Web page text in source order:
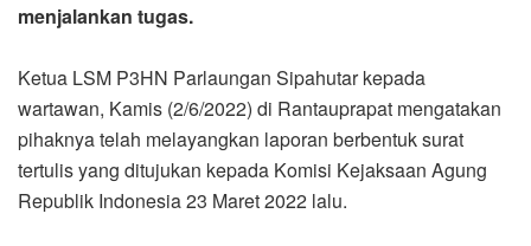
menjalankan tugas.
Ketua LSM P3HN Parlaungan Sipahutar kepada
wartawan, Kamis (2/6/2022) di Rantauprapat mengatakan
pihaknya telah melayangkan laporan berbentuk surat
tertulis yang ditujukan kepada Komisi Kejaksaan Agung
Republik Indonesia 23 Maret 2022 lalu.